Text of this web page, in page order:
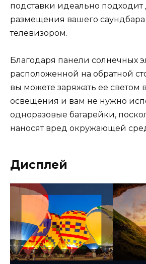
подставки идеально подходит
размещения вашего саундбара
телевизором.
Благодаря панели солнечных
расположенной на обратной
вы можете заряжать ее светом
освещения и вам не нужно
одноразовые батарейки,
наносят вред окружающей
Дисплей